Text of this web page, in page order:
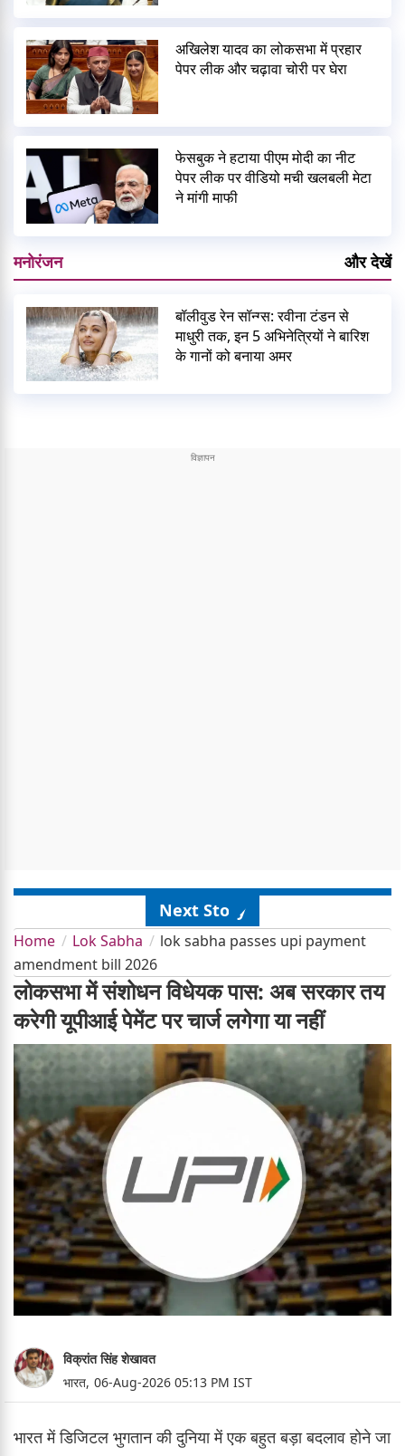
अखिलेश यादव का लोकसभा में प्रहार
पेपर लीक और चढ़ावा चोरी पर घेरा
फेसबुक ने हटाया पीएम मोदी का नीट
पेपर लीक पर वीडियो मची खलबली मेटा
ने मांगी माफी
मनोरंजन और देखें
बॉलीवुड रेन सॉन्ग्स: रवीना टंडन से
माधुरी तक, इन 5 अभिनेत्रियों ने बारिश
के गानों को बनाया अमर
Next Story
Home Lok Sabha
lok sabha passes upi payment
amendment bill 2026
लोकसभा में संशोधन विधेयक पास: अब सरकार तय
करेगी यूपीआई पेमेंट पर चार्ज लगेगा या नहीं
विक्रांत सिंह शेखावत
भारत, 06-Aug-2026 05:13 PM IST
भारत में डिजिटल भुगतान की दुनिया में एक बहुत बड़ा बदलाव होने जा